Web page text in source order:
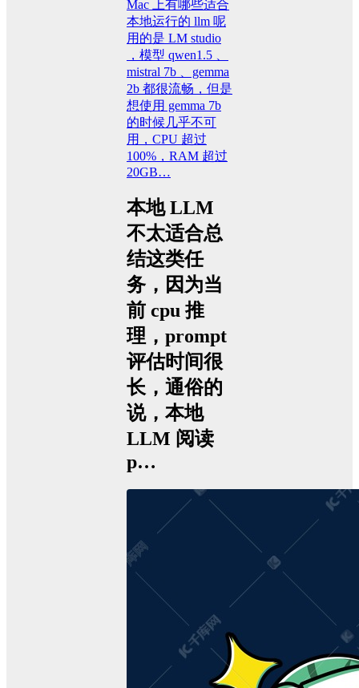
Mac 上有哪些适合
本地运行的 llm 呢
用的是 LM studio
，模型 qwen1.5 、
mistral 7b 、gemma
2b 都很流畅，但是
想使用 gemma 7b
的时候几乎不可
用，CPU 超过
100%，RAM 超过
20GB…
本地 LLM
不太适合总
结这类任
务，因为当
前 cpu 推
理，prompt
评估时间很
长，通俗的
说，本地
LLM 阅读
p…